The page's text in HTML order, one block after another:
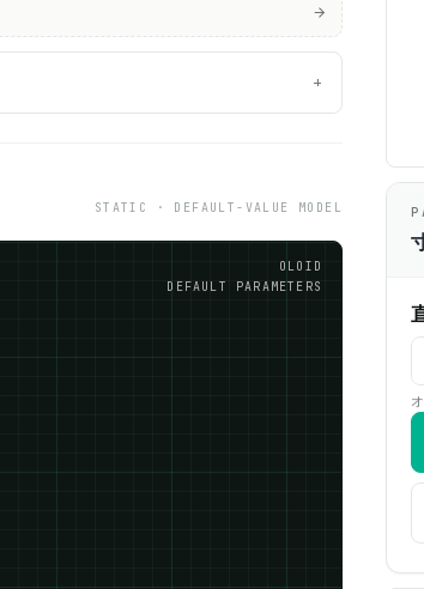
+
STATIC · DEFAULT-VALUE MODEL
OLOID
DEFAULT PARAMETERS